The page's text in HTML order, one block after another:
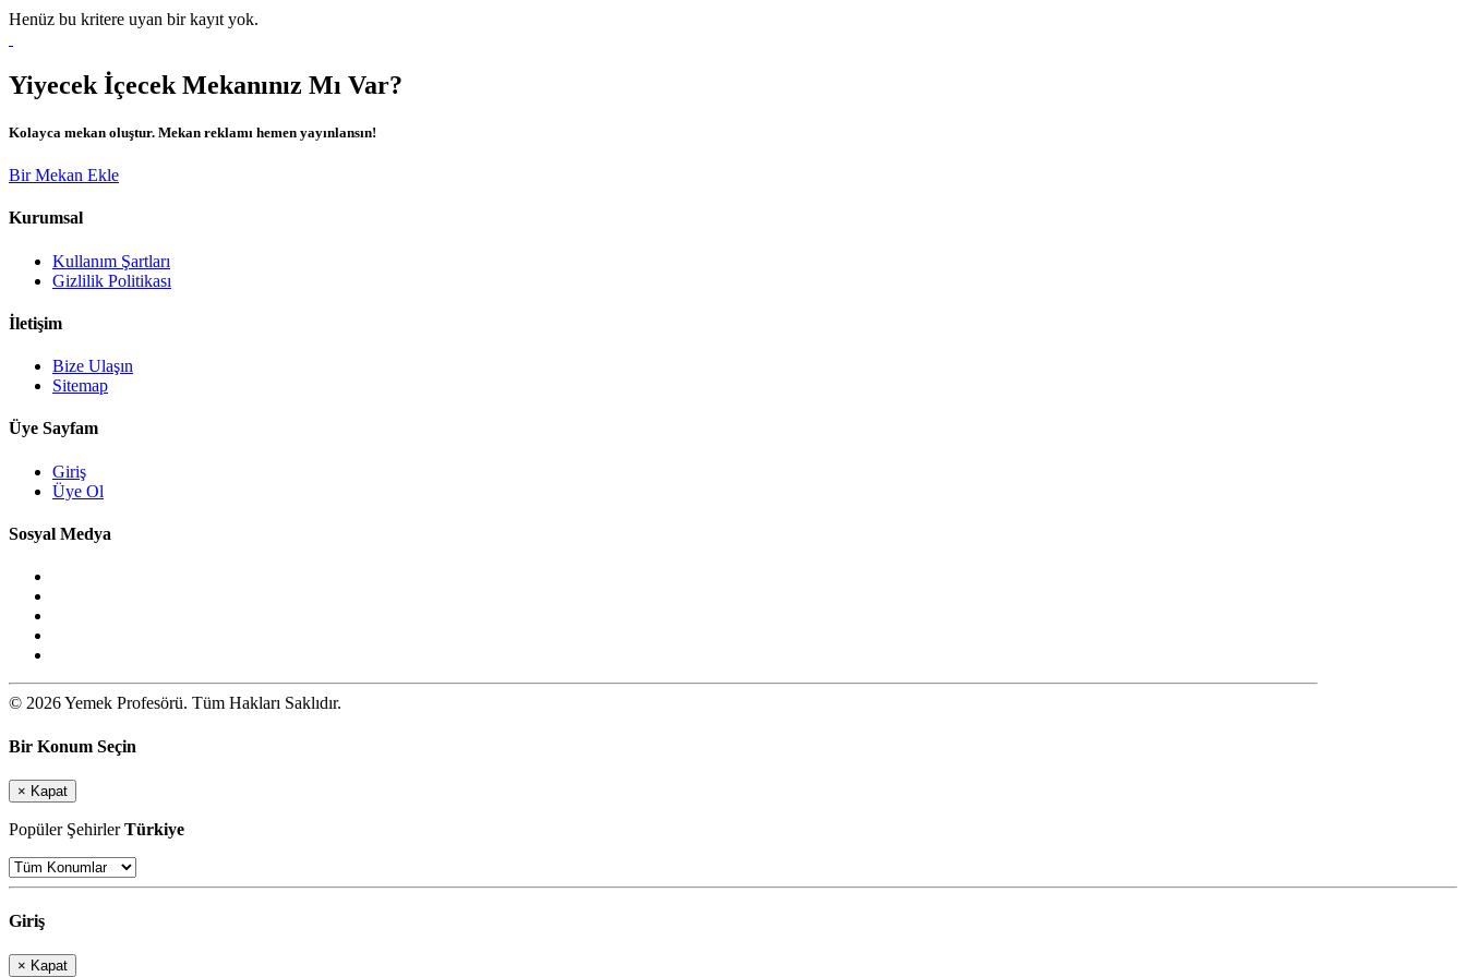
Henüz bu kritere uyan bir kayıt yok.
Yiyecek İçecek Mekanınız Mı Var?
Kolayca mekan oluştur. Mekan reklamı hemen yayınlansın!
Bir Mekan Ekle
Kurumsal
Kullanım Şartları
Gizlilik Politikası
İletişim
Bize Ulaşın
Sitemap
Üye Sayfam
Giriş
Üye Ol
Sosyal Medya
© 2026 Yemek Profesörü. Tüm Hakları Saklıdır.
Bir Konum Seçin
× Kapat
Popüler ŞehirlerTürkiye
Giriş
× Kapat